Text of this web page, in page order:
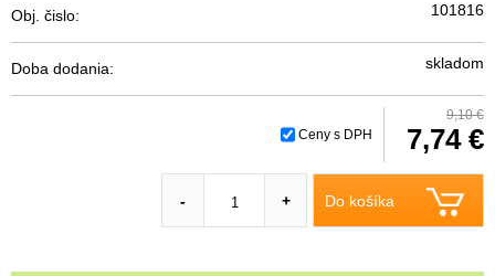
Obj. čislo: 101816
Doba dodania: skladom
Ceny s DPH
9,10 €
7,74 €
Do košíka
- +